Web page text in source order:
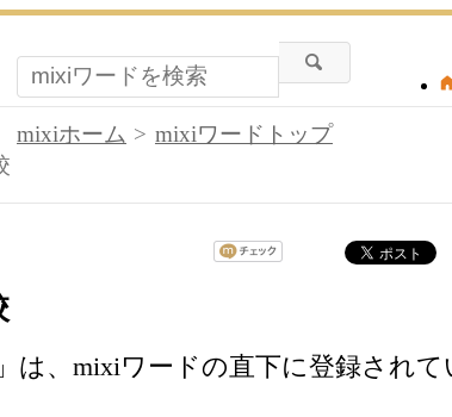
mixiホーム
mixiワードトップ
は、mixiワードの直下に登録されて